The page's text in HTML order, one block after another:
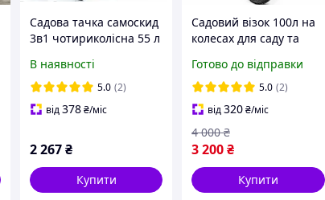
Садова тачка самоскид
3в1 чотириколісна 55 л
Садово-будівельний
візок
В наявності
5.0 (2)
від378₴/міс
2 267₴
Купити
Садовий візок 100л на
колесах для саду та
Готово до відправки
5.0 (2)
від320₴/міс
3 200₴
4 000 ₴
Купити